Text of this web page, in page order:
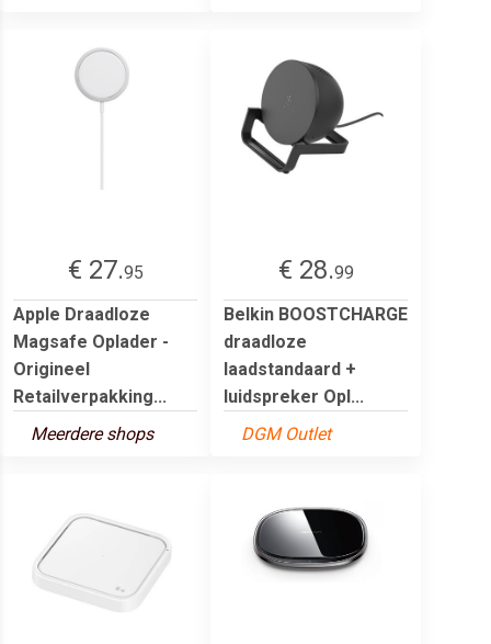
€ 27.95
Apple Draadloze
Magsafe Oplader -
Origineel
Retailverpakking...
Meerdere shops
€ 28.99
Belkin BOOSTCHARGE
draadloze
laadstandaard +
luidspreker Opl...
DGM Outlet